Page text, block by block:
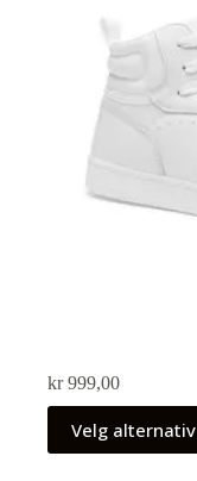
kr999,00
Velg alternativ